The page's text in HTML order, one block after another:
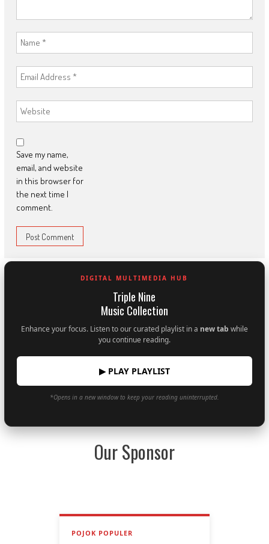
Save my name,
email, and website
in this browser for
the next time I
comment.
DIGITAL MULTIMEDIA HUB
Triple Nine
Music Collection
Enhance your focus. Listen to our curated playlist in a new tab while
you continue reading.
▶ PLAY PLAYLIST
*Opens in a new window to keep your reading uninterrupted.
Our Sponsor
POJOK POPULER